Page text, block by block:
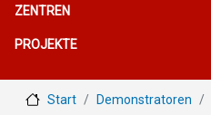
ZENTREN
PROJEKTE
Start Demonstratoren